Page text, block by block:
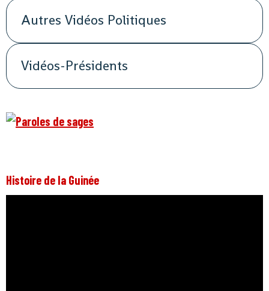
Autres Vidéos Politiques
Vidéos-Présidents
Histoire de la Guinée